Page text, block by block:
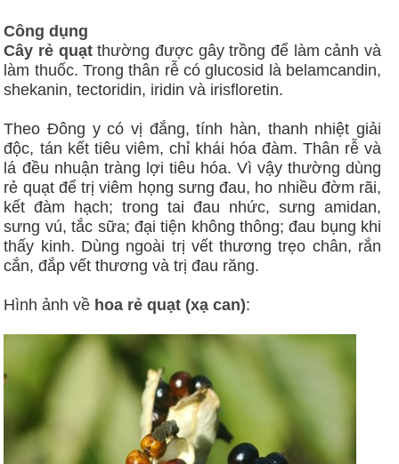
Công dụng
Cây rẻ quạtthường được gây trồng để làm cảnh và
làm thuốc. Trong thân rễ có glucosid là belamcandin,
shekanin, tectoridin, iridin và irisfloretin.
Theo Đông y có vị đắng, tính hàn, thanh nhiệt giải
độc, tán kết tiêu viêm, chỉ khái hóa đàm. Thân rễ và
lá đều nhuận tràng lợi tiêu hóa. Vì vậy thường dùng
rẻ quạt để trị viêm họng sưng đau, ho nhiều đờm rãi,
kết đàm hạch; trong tai đau nhức, sưng amidan,
sưng vú, tắc sữa; đại tiện không thông; đau bụng khi
thấy kinh. Dùng ngoài trị vết thương trẹo chân, rắn
cắn, đắp vết thương và trị đau răng.
Hình ảnh về hoa rẻ quạt (xạ can):